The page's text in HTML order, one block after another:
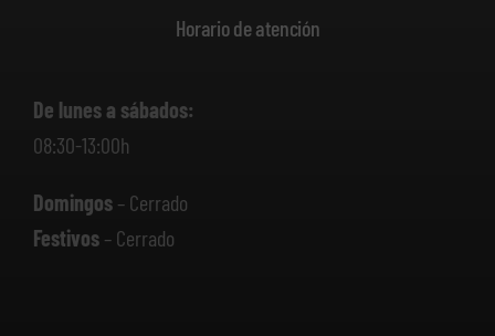
Horario de atención
De lunes a sábados:
08:30-13:00h
Domingos– Cerrado
Festivos– Cerrado